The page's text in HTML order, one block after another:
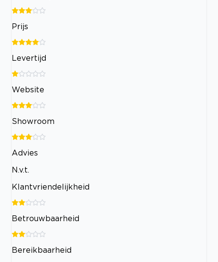
Prijs
Levertijd
Website
Showroom
Advies
N.v.t.
Klantvriendelijkheid
Betrouwbaarheid
Bereikbaarheid